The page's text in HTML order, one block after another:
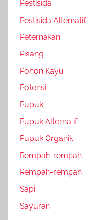
Pestisida
Pestisida Alternatif
Peternakan
Pisang
Pohon Kayu
Potensi
Pupuk
Pupuk Alternatif
Pupuk Organik
Rempah-rempah
Rempah-rempah
Sapi
Sayuran